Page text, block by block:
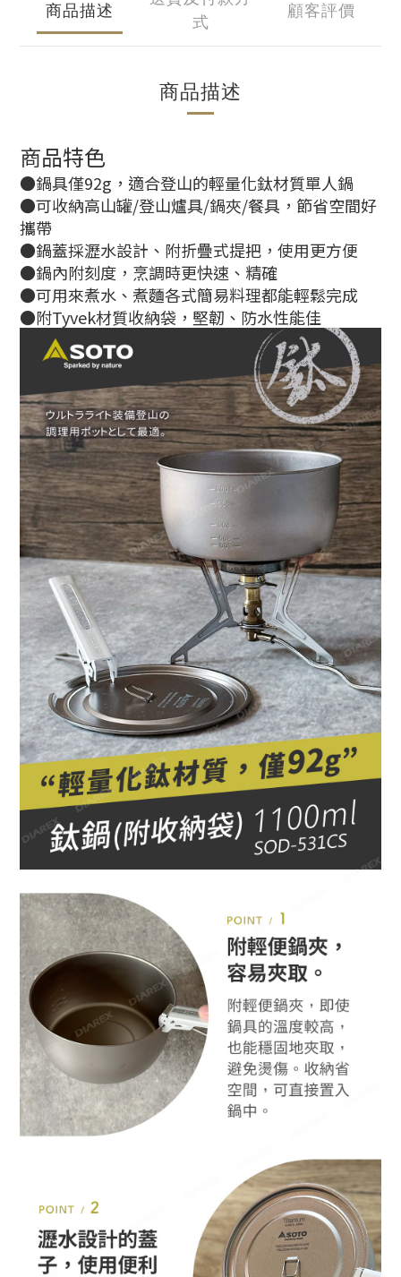
商品描述
式
顧客評價
商品描述
商品特色
●鍋具僅92g，適合登山的輕量化鈦材質單人鍋
●可收納高山罐/登山爐具/鍋夾/餐具，節省空間好
攜帶
●鍋蓋採瀝水設計、附折疊式提把，使用更方便
●鍋內附刻度，烹調時更快速、精確
●可用來煮水、煮麵各式簡易料理都能輕鬆完成
●附Tyvek材質收納袋，堅韌、防水性能佳